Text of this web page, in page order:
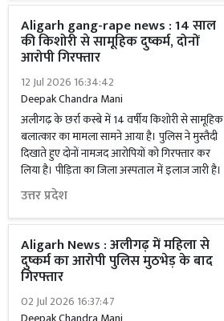
Aligarh gang-rape news : 14 साल
की किशोरी से सामूहिक दुष्कर्म, दोनों
आरोपी गिरफ्तार
12 Jul 2026 16:34:42
Deepak Chandra Mani
अलीगढ़ के छर्रा कस्बे में 14 वर्षीय किशोरी से सामूहिक
बलात्कार का मामला सामने आया है। पुलिस ने मुस्तैदी
दिखाते हुए दोनों नामजद आरोपियों को गिरफ्तार कर
लिया है। पीड़िता का जिला अस्पताल में इलाज जारी है।
उत्तर प्रदेश
Aligarh News : अलीगढ़ में महिला से
दुष्कर्म का आरोपी पुलिस मुठभेड़ के बाद
गिरफ्तार
02 Jul 2026 16:37:47